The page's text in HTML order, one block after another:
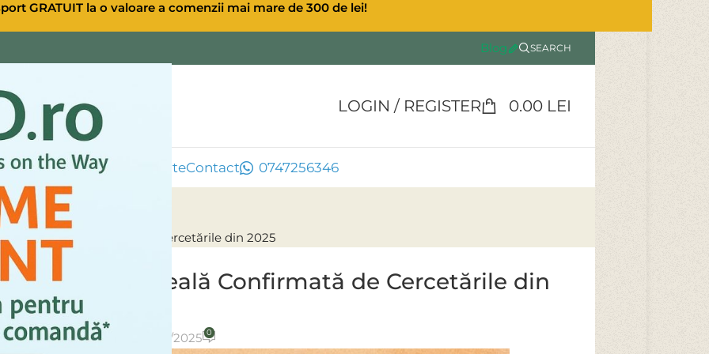
GRATUIT la o valoare a comenzii mai mare de 300 de lei!
Blog SEARCH
LOGIN / REGISTER 0.00 LEI
CBDExtra CBD OferteContact 0747256346
Reală Confirmată de Cercetările din 2025
– Speranța Reală Confirmată de Cercetările din
2025
by Ulei CBD On 24/11/2025 0